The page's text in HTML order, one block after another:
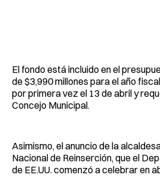
El fondo está incluido en el
de $3,990 millones para el año
por primera vez el 13 de abril y
Concejo Municipal.
Asimismo, el anuncio de la
Nacional de Reinserción, que el
de EE.UU. comenzó a celebrar en